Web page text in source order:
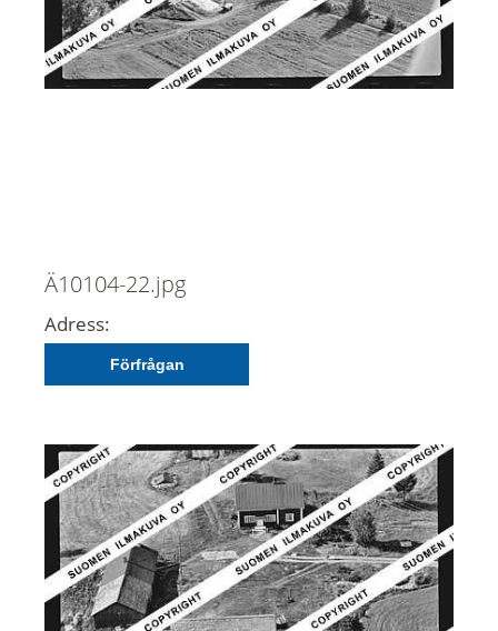
Ä10104-22.jpg
Adress:
Förfrågan